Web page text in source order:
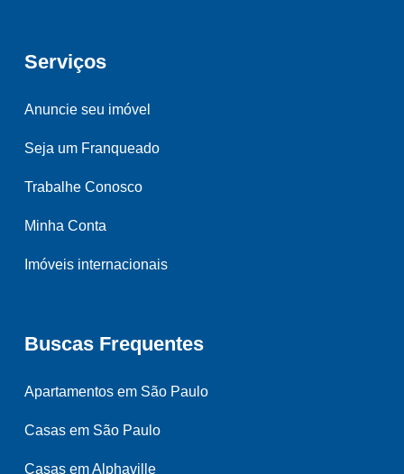
Serviços
Anuncie seu imóvel
Seja um Franqueado
Trabalhe Conosco
Minha Conta
Imóveis internacionais
Buscas Frequentes
Apartamentos em São Paulo
Casas em São Paulo
Casas em Alphaville